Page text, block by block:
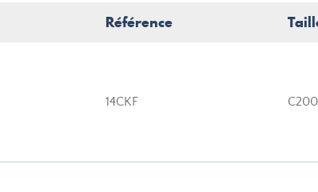
Référence
14CKF